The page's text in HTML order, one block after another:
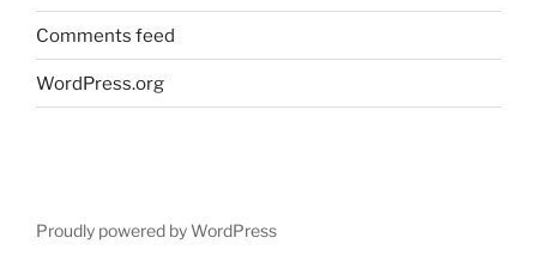
Comments feed
WordPress.org
Proudly powered by WordPress